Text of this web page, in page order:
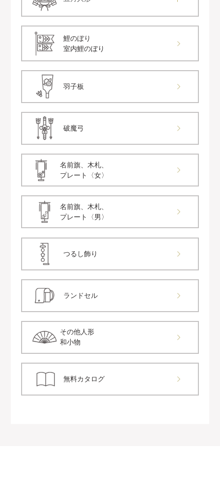
鯉のぼり
室内鯉のぼり
羽子板
破魔弓
名前旗、木札、
プレート〈女〉
名前旗、木札、
プレート〈男〉
つるし飾り
ランドセル
その他人形
和小物
無料カタログ